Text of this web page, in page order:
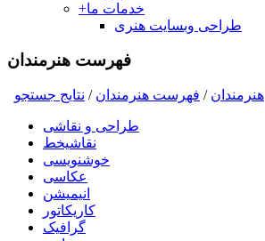
+خدمات ما
طراحی وبسایت هنری
فهرست هنرمندان
هنرمندان / فهرست هنرمندان / نتايج جستجو
طراحی و نقاشی
نقاشیخط
خوشنویسی
عکاسی
انیمیشن
کاریکاتور
گرافیک